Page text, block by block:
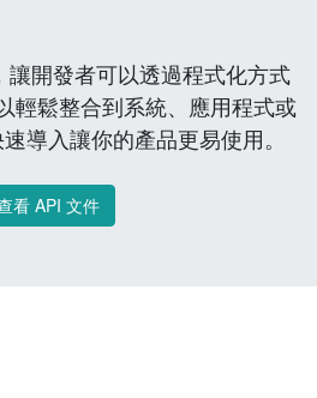
讓開發者可以透過程式化方式
輕鬆整合到系統、應用程式或
導入讓你的產品更易使用。
看 API 文件